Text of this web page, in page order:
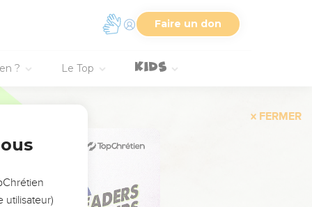
Faire un don
? Le Top
FERMER
utilisateur)